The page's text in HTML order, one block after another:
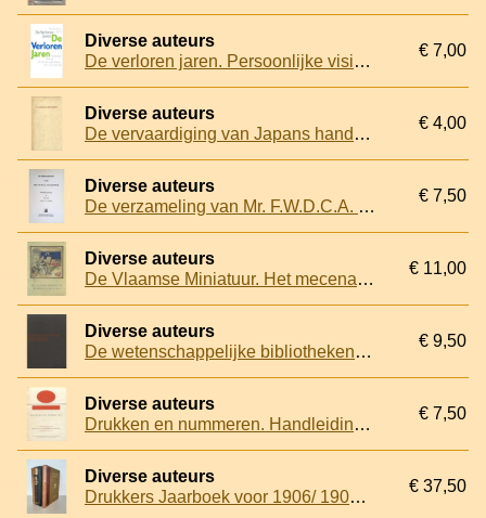
Diverse auteurs
De verloren jaren. Persoonlijke visies op De Best Verzorgde Boeken 1971 tot en met 1985
€ 7,00
Diverse auteurs
De vervaardiging van Japans handpapier
€ 4,00
Diverse auteurs
De verzameling van Mr. F.W.D.C.A. van Hattum: nederlandse Literatuur en Topografie van e 17e - 19e eeuw
€ 7,50
Diverse auteurs
De Vlaamse Miniatuur. Het mecenaat van Filips de Goede
€ 11,00
Diverse auteurs
De wetenschappelijke bibliotheken in Nederland
€ 9,50
Diverse auteurs
Drukken en nummeren. Handleiding bij Tutilo-Numeroteurs. Fabrikaat Dold
€ 7,50
Diverse auteurs
Drukkers Jaarboek voor 1906/ 1907/ 1908/ 1911 (4 delen)
€ 37,50